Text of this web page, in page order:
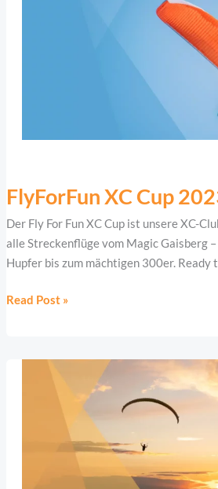
FlyForFun XC Cup
Der Fly For Fun XC Cup ist unsere XC-
alle Streckenflüge vom Magic Gaisberg
Hupfer bis zum mächtigen 300er. Ready
XC
Cup
2023
Read Post »